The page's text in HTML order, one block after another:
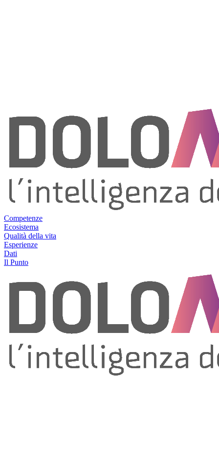
Competenze
Ecosistema
Qualità della vita
Esperienze
Dati
Il Punto